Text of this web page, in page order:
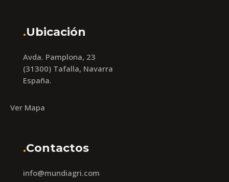
.Ubicación
Avda. Pamplona, 23
(31300) Tafalla, Navarra
España.
Ver Mapa
.Contactos
info@mundiagri.com